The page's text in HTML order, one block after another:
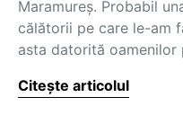
Maramureș. Probabil
călătorii pe care le-am
asta datorită
Citește articolul